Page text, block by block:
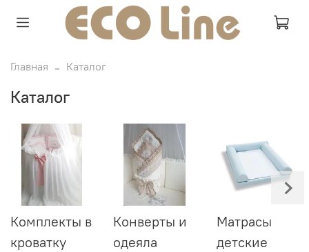
Главная Каталог
Каталог
Комплекты в
кроватку
Конверты и
одеяла
Матрасы
детские